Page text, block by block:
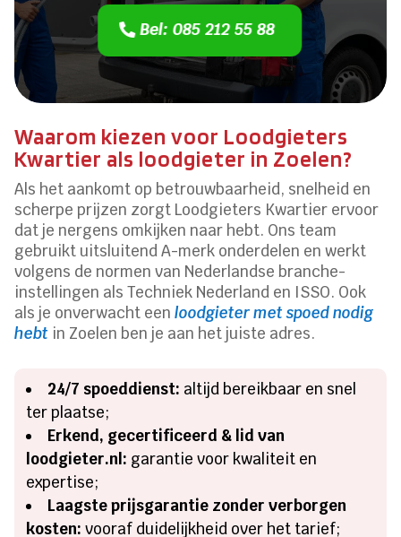
Bel: 085 212 55 88
Waarom kiezen voor Loodgieters
Kwartier als loodgieter in Zoelen?
Als het aankomt op betrouwbaarheid, snelheid en
scherpe prijzen zorgt Loodgieters Kwartier ervoor
dat je nergens omkijken naar hebt. Ons team
gebruikt uitsluitend A-merk onderdelen en werkt
volgens de normen van Nederlandse branche-
instellingen als Techniek Nederland en ISSO. Ook
als je onverwacht eenloodgieter met spoed nodig
hebt in Zoelen ben je aan het juiste adres.
24/7 spoeddienst: altijd bereikbaar en snel
ter plaatse;
Erkend, gecertificeerd & lid van
loodgieter.nl: garantie voor kwaliteit en
expertise;
Laagste prijsgarantie zonder verborgen
kosten: vooraf duidelijkheid over het tarief;